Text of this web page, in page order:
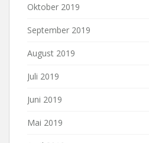
Oktober 2019
September 2019
August 2019
Juli 2019
Juni 2019
Mai 2019